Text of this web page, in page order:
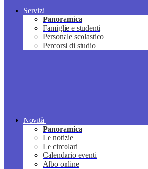
Servizi
Panoramica
Famiglie e studenti
Personale scolastico
Percorsi di studio
Novità
Panoramica
Le notizie
Le circolari
Calendario eventi
Albo online